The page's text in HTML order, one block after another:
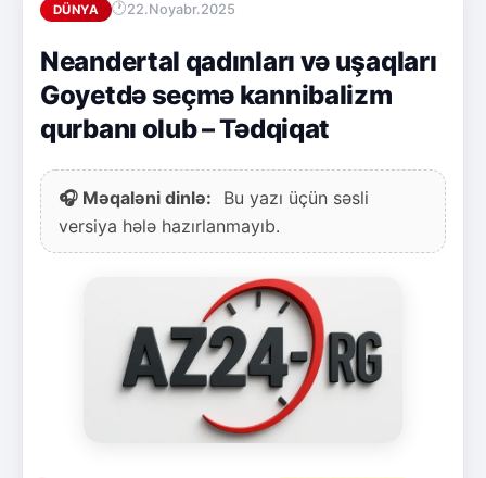
DÜNYA 22.Noyabr.2025
Neandertal qadınları və uşaqları
Goyetdə seçmə kannibalizm
qurbanı olub – Tədqiqat
🎧 Məqaləni dinlə:
Bu yazı üçün səsli
versiya hələ hazırlanmayıb.